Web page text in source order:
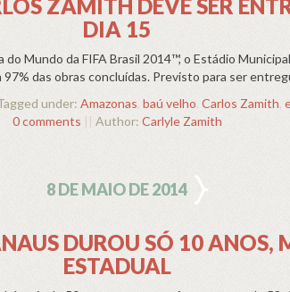
ZAMITH DEVE SER
DIA 15
Mundo da FIFA Brasil 2014™, o Estádio
das obras concluídas. Previsto para ser
under: Amazonas, baú velho, Carlos Zamith,
0 comments || Author: Carlyle Zamith
8 DE MAIO DE 2014
DUROU SÓ 10 ANOS,
ESTADUAL